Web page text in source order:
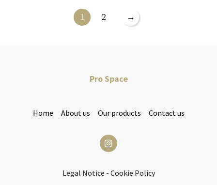
1 2 →
Pro Space
Home About us Our products Contact us
Legal Notice - Cookie Policy